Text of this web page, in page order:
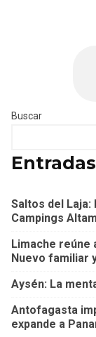
Buscar
Saltos del Laja:
Campings
Limache reúne
Nuevo familiar
Aysén: La
Antofagasta
expande a